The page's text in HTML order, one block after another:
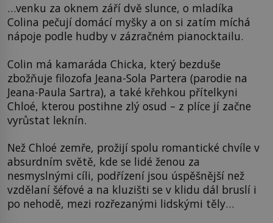
…venku za oknem září dvě slunce, o mladíka
Colina pečují domácí myšky a on si zatím míchá
nápoje podle hudby v zázračném pianocktailu.
Colin má kamaráda Chicka, který bezduše
zbožňuje filozofa Jeana-Sola Partera (parodie na
Jeana-Paula Sartra), a také křehkou přítelkyni
Chloé, kterou postihne zlý osud – z plíce jí začne
vyrůstat leknín.
Než Chloé zemře, prožijí spolu romantické chvíle v
absurdním světě, kde se lidé ženou za
nesmyslnými cíli, podřízení jsou úspěšnější než
vzdělaní šéfové a na kluzišti se v klidu dál bruslí i
po nehodě, mezi rozřezanými lidskými těly…